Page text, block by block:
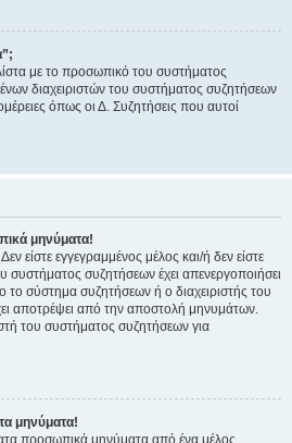
με το προσωπικό του συστήματος
διαχειριστών του συστήματος συζητήσεων
όπως οι Δ. Συζητήσεις που αυτοί
μηνύματα!
είστε εγγεγραμμένος μέλος και/ή δεν είστε
συστήματος συζητήσεων έχει απενεργοποιήσει
σύστημα συζητήσεων ή ο διαχειριστής του
αποτρέψει από την αποστολή μηνυμάτων.
του συστήματος συζητήσεων για
μηνύματα!
προσωπικά μηνύματα από ένα μέλος,